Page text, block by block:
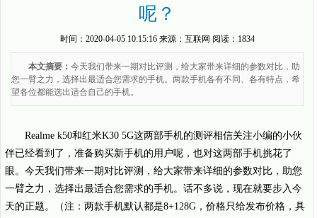
呢？
时间： 2020-04-05 10:15:16来源： 互联网 阅读：1834
本文摘要： 今天我们带来一期对比评测，给大家带来详细的参数对比，助
您一臂之力，选择出最适合您需求的手机。两款手机各有不同、各有特点，希
望各位都能选出适合自己的手机。
Realme k50和红米K30 5G这两部手机的测评相信关注小编的小伙
伴已经看到了，准备购买新手机的用户呢，也对这两部手机挑花了
眼。今天我们带来一期对比评测，给大家带来详细的参数对比，助您
一臂之力，选择出最适合您需求的手机。话不多说，现在就要步入今
天的正题。（注：两款手机默认都是8+128G，价格只给发布价格，具